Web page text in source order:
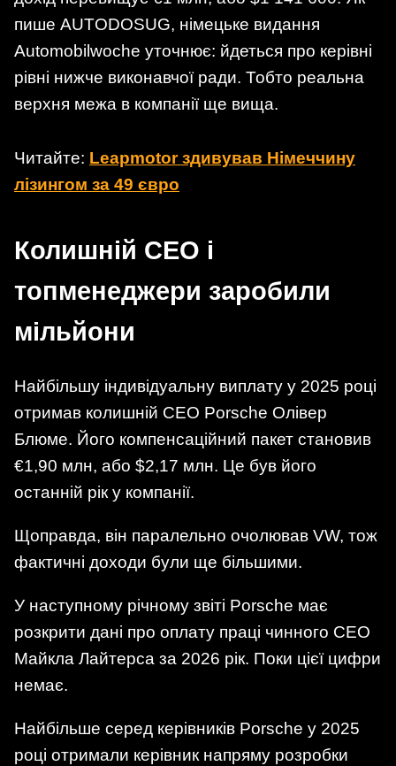
пише AUTODOSUG, німецьке видання
Automobilwoche уточнює: йдеться про керівні
рівні нижче виконавчої ради. Тобто реальна
верхня межа в компанії ще вища.
Читайте: Leapmotor здивував Німеччину
лізингом за 49 євро
Колишній CEO і
топменеджери заробили
мільйони
Найбільшу індивідуальну виплату у 2025 році
отримав колишній CEO Porsche Олівер
Блюме. Його компенсаційний пакет становив
€1,90 млн, або $2,17 млн. Це був його
останній рік у компанії.
Щоправда, він паралельно очолював VW, тож
фактичні доходи були ще більшими.
У наступному річному звіті Porsche має
розкрити дані про оплату праці чинного CEO
Майкла Лайтерса за 2026 рік. Поки цієї цифри
немає.
Найбільше серед керівників Porsche у 2025
році отримали керівник напряму розробки